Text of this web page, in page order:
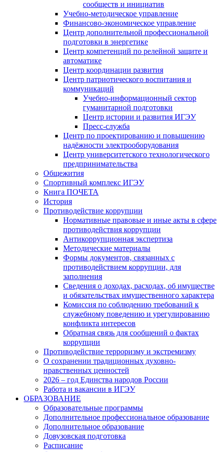
сообществ и инициатив
Учебно-методическое управление
Финансово-экономическое управление
Центр дополнительной профессиональной
подготовки в энергетике
Центр компетенций по релейной защите и
автоматике
Центр координации развития
Центр патриотического воспитания и
коммуникаций
Учебно-информационный сектор
гуманитарной подготовки
Центр истории и развития ИГЭУ
Пресс-служба
Центр по проектированию и повышению
надёжности электрооборудования
Центр университетского технологического
предпринимательства
Общежития
Спортивный комплекс ИГЭУ
Книга ПОЧЕТА
История
Противодействие коррупции
Нормативные правовые и иные акты в сфере
противодействия коррупции
Антикоррупционная экспертиза
Методические материалы
Формы документов, связанных с
противодействием коррупции, для
заполнения
Сведения о доходах, расходах, об имуществе
и обязательствах имущественного характера
Комиссия по соблюдению требований к
служебному поведению и урегулированию
конфликта интересов
Обратная связь для сообщений о фактах
коррупции
Противодействие терроризму и экстремизму
О сохранении традиционных духовно-
нравственных ценностей
2026 – год Единства народов России
Работа и вакансии в ИГЭУ
ОБРАЗОВАНИЕ
Образовательные программы
Дополнительное профессиональное образование
Дополнительное образование
Довузовская подготовка
Расписание